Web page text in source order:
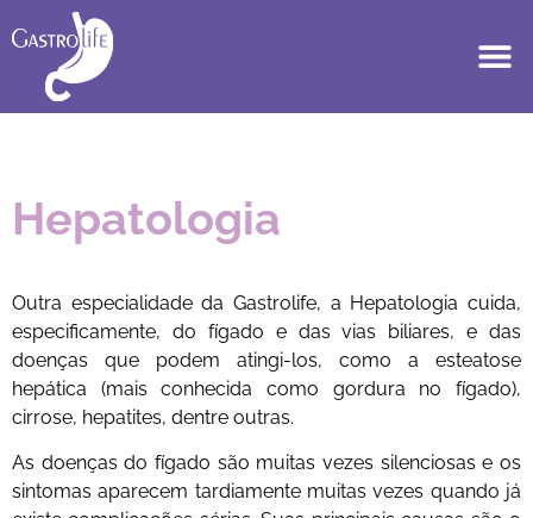
Hepatologia
Outra especialidade da Gastrolife, a Hepatologia cuida,
especificamente, do fígado e das vias biliares, e das
doenças que podem atingi-los, como a esteatose
hepática (mais conhecida como gordura no fígado),
cirrose, hepatites, dentre outras.
As doenças do fígado são muitas vezes silenciosas e os
sintomas aparecem tardiamente muitas vezes quando já